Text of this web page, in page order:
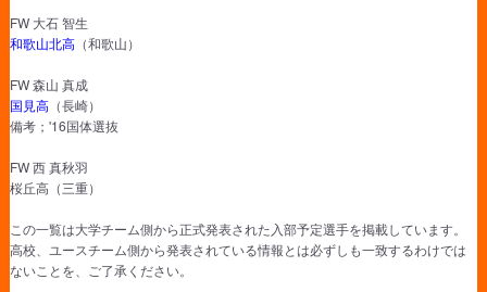
FW 大石 智生
和歌山北高（和歌山）
FW 森山 真成
国見高（長崎）
備考；'16国体選抜
FW 西 真秋羽
桜丘高（三重）
この一覧は大学チーム側から正式発表された入部予定選手を掲載しています。
高校、ユースチーム側から発表されている情報とは必ずしも一致するわけでは
ないことを、ご了承ください。